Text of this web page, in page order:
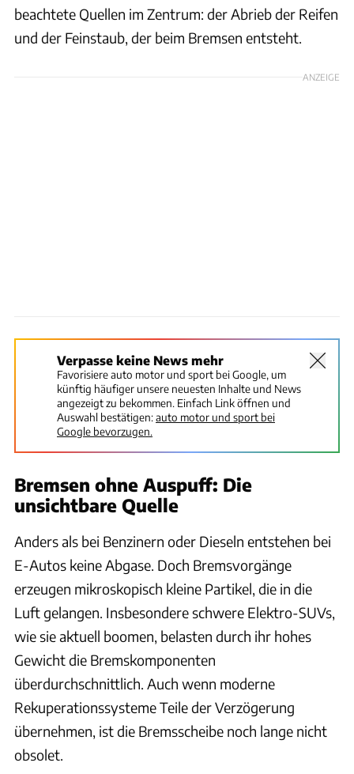
beachtete Quellen im Zentrum: der Abrieb der Reifen
und der Feinstaub, der beim Bremsen entsteht.
ANZEIGE
Verpasse keine News mehr
Favorisiere auto motor und sport bei Google, um
künftig häufiger unsere neuesten Inhalte und News
angezeigt zu bekommen. Einfach Link öffnen und
Auswahl bestätigen:auto motor und sport bei
Google bevorzugen.
Bremsen ohne Auspuff: Die
unsichtbare Quelle
Anders als bei Benzinern oder Dieseln entstehen bei
E-Autos keine Abgase. Doch Bremsvorgänge
erzeugen mikroskopisch kleine Partikel, die in die
Luft gelangen. Insbesondere schwere Elektro-SUVs,
wie sie aktuell boomen, belasten durch ihr hohes
Gewicht die Bremskomponenten
überdurchschnittlich. Auch wenn moderne
Rekuperationssysteme Teile der Verzögerung
übernehmen, ist die Bremsscheibe noch lange nicht
obsolet.